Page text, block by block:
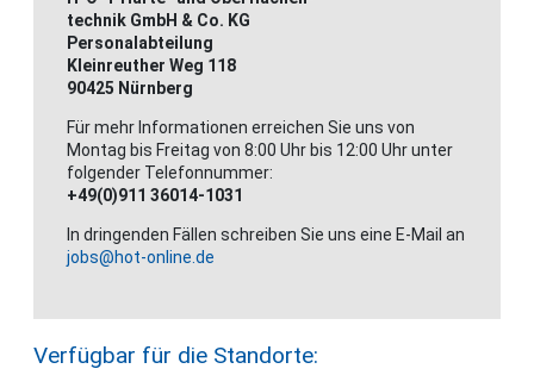
technik GmbH & Co. KG
Personalabteilung
Kleinreuther Weg 118
90425 Nürnberg
Für mehr Informationen erreichen Sie uns von
Montag bis Freitag von 8:00 Uhr bis 12:00 Uhr unter
folgender Telefonnummer:
+49(0)911 36014-1031
In dringenden Fällen schreiben Sie uns eine E-Mail an
jobs@hot-online.de
Verfügbar für die Standorte: